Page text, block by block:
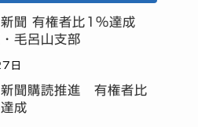
新聞 有権者比1%達成
毛呂山支部
日
聞購読推進 有権者比
達成